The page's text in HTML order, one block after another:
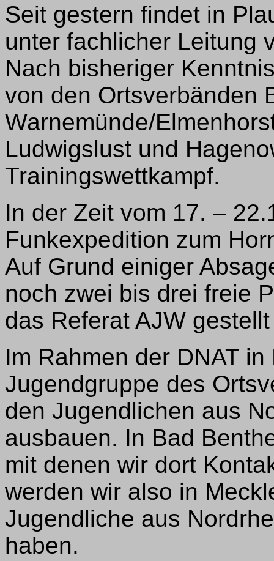
Seit gestern findet in
unter fachlicher Leitung
Nach bisheriger
von den Ortsverbänden
Warnemünde/
Ludwigslust und
Trainingswettkampf.
In der Zeit vom 17. –
Funkexpedition zum
Auf Grund einiger
noch zwei bis drei freie
das Referat AJW
Im Rahmen der DNAT
Jugendgruppe des
den Jugendlichen aus
ausbauen. In Bad
mit denen wir dort
werden wir also in
Jugendliche aus
haben.